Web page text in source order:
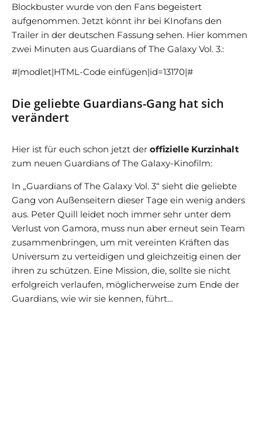
Blockbuster wurde von den Fans begeistert
aufgenommen. Jetzt könnt ihr bei KInofans den
Trailer in der deutschen Fassung sehen. Hier kommen
zwei Minuten aus Guardians of The Galaxy Vol. 3.:
#|modlet|HTML-Code einfügen|id=13170|#
Die geliebte Guardians-Gang hat sich
verändert
Hier ist für euch schon jetzt der offizielle Kurzinhalt
zum neuen Guardians of The Galaxy-Kinofilm:
In „Guardians of The Galaxy Vol. 3“ sieht die geliebte
Gang von Außenseitern dieser Tage ein wenig anders
aus. Peter Quill leidet noch immer sehr unter dem
Verlust von Gamora, muss nun aber erneut sein Team
zusammenbringen, um mit vereinten Kräften das
Universum zu verteidigen und gleichzeitig einen der
ihren zu schützen. Eine Mission, die, sollte sie nicht
erfolgreich verlaufen, möglicherweise zum Ende der
Guardians, wie wir sie kennen, führt…